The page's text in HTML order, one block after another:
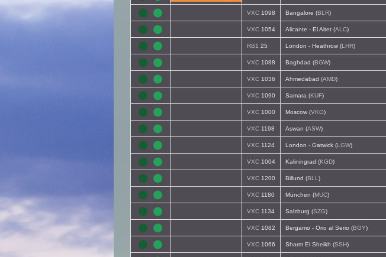
VXC 1098 Bangalore (BLR)
VXC 1054 Alicante - El Altet (ALC)
RB1 25 London - Heathrow (LHR)
VXC 1088 Baghdad (BGW)
VXC 1036 Ahmedabad (AMD)
VXC 1090 Samara (KUF)
VXC 1000 Moscow (VKO)
VXC 1198 Aswan (ASW)
VXC 1124 London - Gatwick (LGW)
VXC 1004 Kaliningrad (KGD)
VXC 1200 Billund (BLL )
VXC 1180 München (MUC)
VXC 1134 Salzburg (SZG)
VXC 1082 Bergamo - Orio al Serio (BGY)
VXC 1066 Sharm El Sheikh (SSH)